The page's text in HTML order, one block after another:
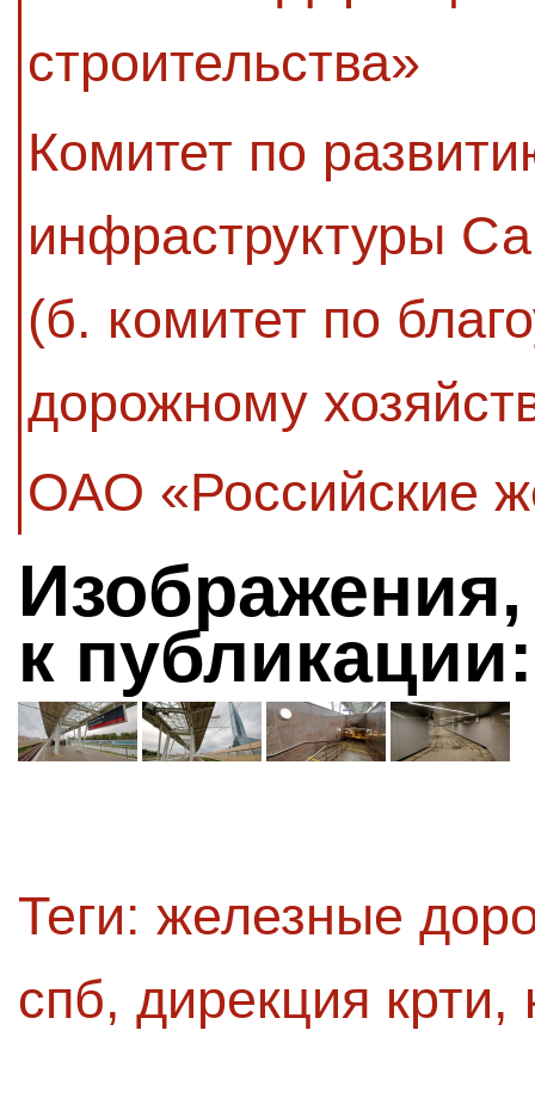
строительства»
Комитет по
инфраструктуры
(б. комитет по
дорожному
ОАО «Российские
к публикации:
Теги: железные
спб, дирекция крти,